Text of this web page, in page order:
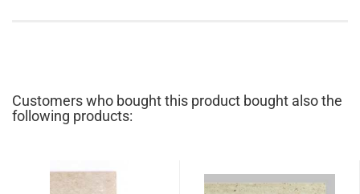
Customers who bought this product bought also the
following products: